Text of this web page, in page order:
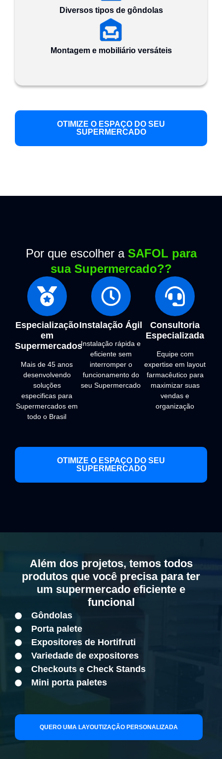
Diversos tipos de gôndolas
Montagem e mobiliário versáteis
OTIMIZE O ESPAÇO DO SEU
SUPERMERCADO
Por que escolher a SAFOL para
sua Supermercado??
Especialização
em
Supermercados
Mais de 45 anos
desenvolvendo
soluções
especificas para
Supermercados em
todo o Brasil
Instalação Ágil
Instalação rápida e
eficiente sem
interromper o
funcionamento do
seu Supermercado
Consultoria
Especializada
Equipe com
expertise em layout
farmacêutico para
maximizar suas
vendas e
organização
OTIMIZE O ESPAÇO DO SEU
SUPERMERCADO
Além dos projetos, temos todos
produtos que você precisa para ter
um supermercado eficiente e
funcional
Gôndolas
Porta palete
Expositores de Hortifruti
Variedade de expositores
Checkouts e Check Stands
Mini porta paletes
QUERO UMA LAYOUTIZAÇÃO PERSONALIZADA